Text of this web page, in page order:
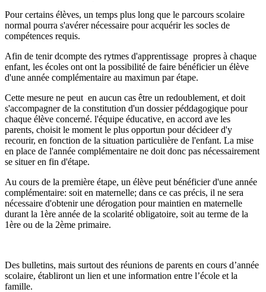
Pour certains élèves, un temps plus long que le parcours scolaire
normal pourra s'avérer nécessaire pour acquérir les socles de
compétences requis.
Afin de tenir dcompte des rytmes d'apprentissage propres à chaque
enfant, les écoles ont ont la possibilité de faire bénéficier un élève
d'une année complémentaire au maximun par étape.
Cette mesure ne peut en aucun cas être un redoublement, et doit
s'accompagner de la constitution d'un dossier péddagogique pour
chaque élève concerné. l'équipe éducative, en accord ave les
parents, choisit le moment le plus opportun pour décideer d'y
recourir, en fonction de la situation particulière de l'enfant. La mise
en place de l'année complémentaire ne doit donc pas nécessairement
se situer en fin d'étape.
Au cours de la première étape, un élève peut bénéficier d'une année
complémentaire: soit en maternelle; dans ce cas précis, il ne sera
nécessaire d'obtenir une dérogation pour maintien en maternelle
durant la 1ère année de la scolarité obligatoire, soit au terme de la
1ère ou de la 2ème primaire.
Des bulletins, mais surtout des réunions de parents en cours d’année
scolaire, établiront un lien et une information entre l’école et la
famille.